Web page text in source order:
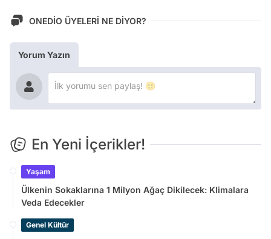
ONEDİO ÜYELERİ NE DİYOR?
Yorum Yazın
En Yeni İçerikler!
Yaşam
Ülkenin Sokaklarına 1 Milyon Ağaç Dikilecek: Klimalara
Veda Edecekler
Genel Kültür